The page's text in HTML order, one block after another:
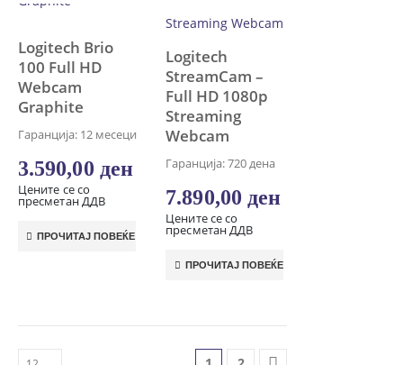
Logitech Brio
100 Full HD
Webcam
Graphite
Гаранција: 12 месеци
3.590,00 ден
Цените се со
пресметан ДДВ
ПРОЧИТАЈ ПОВЕЌЕ
Logitech
StreamCam –
Full HD 1080p
Streaming
Webcam
Гаранција: 720 дена
7.890,00 ден
Цените се со
пресметан ДДВ
ПРОЧИТАЈ ПОВЕЌЕ